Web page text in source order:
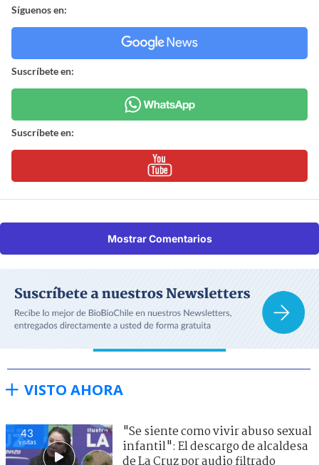
Síguenos en:
Suscríbete en:
Suscríbete en:
Mostrar Comentarios
VISTO AHORA
43
visitas
"Se siente como vivir abuso sexual
infantil": El descargo de alcaldesa